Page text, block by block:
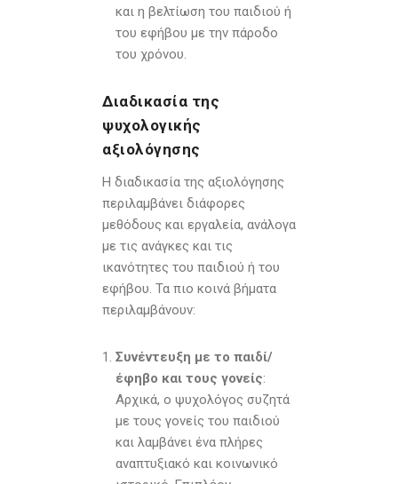
και η βελτίωση του παιδιού ή
του εφήβου με την πάροδο
του χρόνου.
Διαδικασία της
ψυχολογικής
αξιολόγησης
Η διαδικασία της αξιολόγησης
περιλαμβάνει διάφορες
μεθόδους και εργαλεία, ανάλογα
με τις ανάγκες και τις
ικανότητες του παιδιού ή του
εφήβου. Τα πιο κοινά βήματα
περιλαμβάνουν:
Συνέντευξη με το παιδί/
έφηβο και τους γονείς:
Αρχικά, ο ψυχολόγος συζητά
με τους γονείς του παιδιού
και λαμβάνει ένα πλήρες
αναπτυξιακό και κοινωνικό